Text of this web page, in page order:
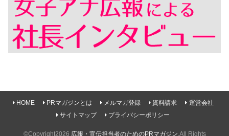
HOME PRマガジンとは メルマガ登録 資料請求
運営会社
サイトマップ
プライバシーポリシー
©Copyright2026 広報・宣伝担当者のためのPRマガジン .All Rights